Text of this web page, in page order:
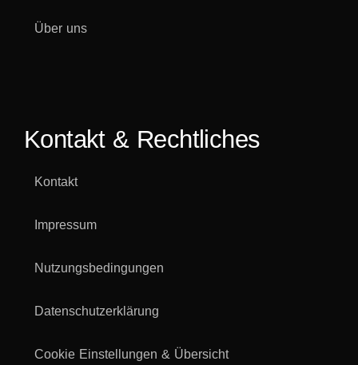
Über uns
Kontakt & Rechtliches
Kontakt
Impressum
Nutzungsbedingungen
Datenschutzerklärung
Cookie Einstellungen & Übersicht